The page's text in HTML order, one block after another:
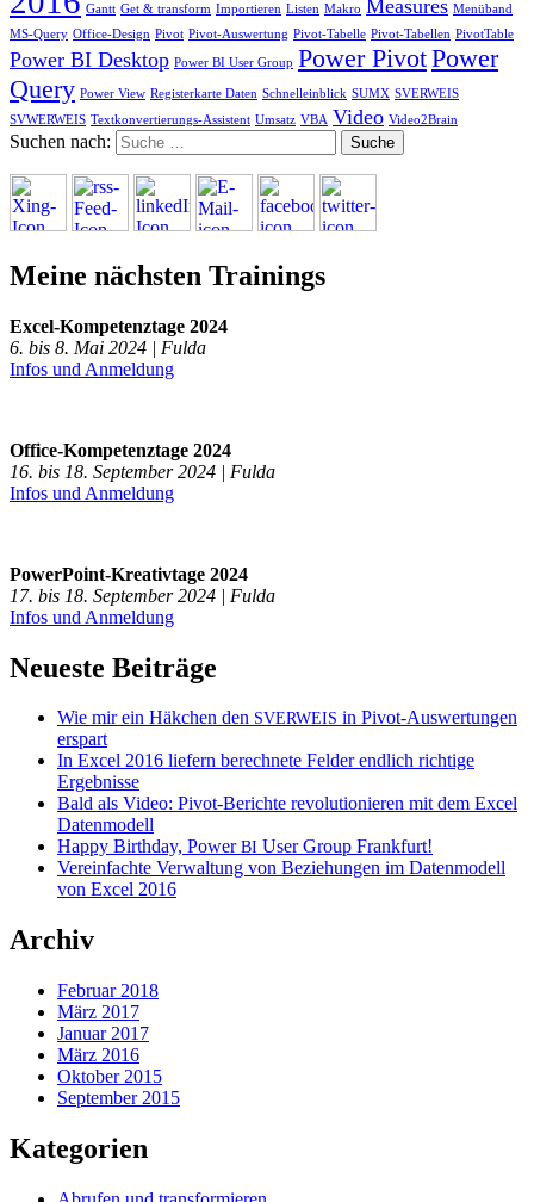
Gantt Get & transform Importieren Listen Makro Measures Menüband
MS-Query Office-Design Pivot Pivot-Auswertung Pivot-Tabelle Pivot-Tabellen PivotTable
Power BI Desktop Power BI User Group Power PivotPower
Query Power View Registerkarte Daten Schnelleinblick SUMX SVERWEIS
SVWERWEIS Textkonvertierungs-Assistent Umsatz VBA Video Video2Brain
Suchen nach:
Meine nächsten Trainings
Excel-Kompetenztage 2024
6. bis 8. Mai 2024 | Fulda
Infos und Anmeldung
Office-Kompetenztage 2024
16. bis 18. September 2024 | Fulda
Infos und Anmeldung
PowerPoint-Kreativtage 2024
17. bis 18. September 2024 | Fulda
Infos und Anmeldung
Neueste Beiträge
Wie mir ein Häkchen den SVERWEIS in Pivot-Auswertungen
erspart
In Excel 2016 liefern berechnete Felder endlich richtige
Ergebnisse
Bald als Video: Pivot-Berichte revolutionieren mit dem Excel
Datenmodell
Happy Birthday, PowerBI User Group Frankfurt!
Vereinfachte Verwaltung von Beziehungen im Datenmodell
von Excel 2016
Archiv
Februar 2018
März 2017
Januar 2017
März 2016
Oktober 2015
September 2015
Kategorien